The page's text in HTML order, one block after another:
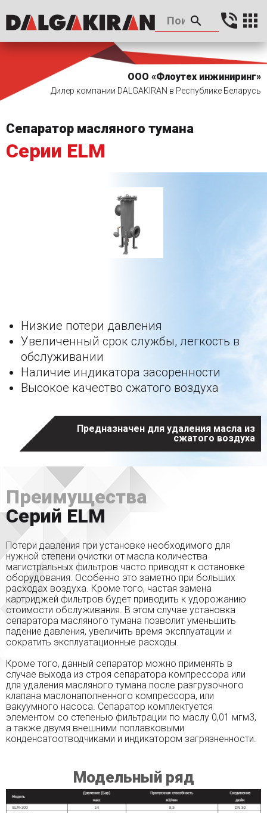
ООО «Флоутех инжиниринг»
Дилер компании DALGAKIRAN в Республике Беларусь
Сепаратор масляного тумана
Серии ELM
Низкие потери давления
Увеличенный срок службы, легкость в
обслуживании
Наличие индикатора засоренности
Высокое качество сжатого воздуха
Предназначен для удаления масла из
сжатого воздуха
Преимущества
Серий ELM
Потери давления при установке необходимого для
нужной степени очистки от масла количества
магистральных фильтров часто приводят к остановке
оборудования. Особенно это заметно при больших
расходах воздуха. Кроме того, частая замена
картриджей фильтров будет приводить к удорожанию
стоимости обслуживания. В этом случае установка
сепаратора масляного тумана позволит уменьшить
падение давления, увеличить время эксплуатации и
сократить эксплуатационные расходы.
Кроме того, данный сепаратор можно применять в
случае выхода из строя сепаратора компрессора или
для удаления масляного тумана после разгрузочного
клапана маслонаполненного компрессора, или
вакуумного насоса. Сепаратор комплектуется
элементом со степенью фильтрации по маслу 0,01 мгм3,
а также двумя внешними поплавковыми
конденсатоотводчиками и индикатором загрязненности.
Модельный ряд